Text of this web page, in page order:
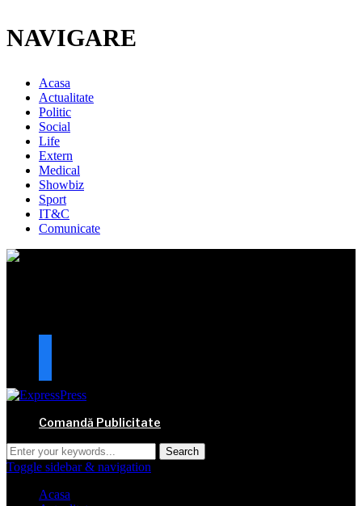
NAVIGARE
Acasa
Actualitate
Politic
Social
Life
Extern
Medical
Showbiz
Sport
IT&C
Comunicate
Comandă Publicitate
Toggle sidebar & navigation
Acasa